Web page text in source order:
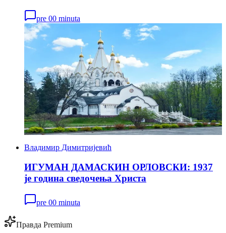
pre 00 minuta
Владимир Димитријевић
ИГУМАН ДАМАСКИН ОРЛОВСКИ: 1937
је година сведочења Христа
pre 00 minuta
Правда Premium